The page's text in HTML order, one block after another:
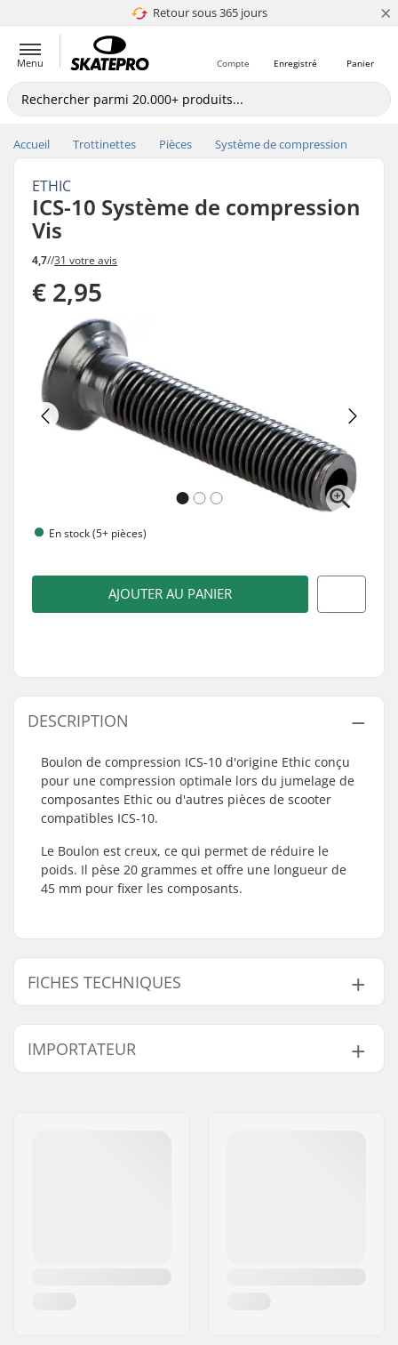
Retour sous 365 jours
4.8 de 5 ×
Menu Panier
Enregistré
Compte
Accueil Trottinettes Pièces Système de compression
ETHIC
ICS-10 Système de compression
Vis
4,7//31 votre avis
€ 2,95
En stock (5+ pièces)
AJOUTER AU PANIER
DESCRIPTION
Boulon de compression ICS-10 d'origine Ethic conçu
pour une compression optimale lors du jumelage de
composantes Ethic ou d'autres pièces de scooter
compatibles ICS-10.
Le Boulon est creux, ce qui permet de réduire le
poids. Il pèse 20 grammes et offre une longueur de
45 mm pour fixer les composants.
FICHES TECHNIQUES
Type de compression:
ICS-10
Etoile:
Longueur de la vis de
45mm
IMPORTATEUR